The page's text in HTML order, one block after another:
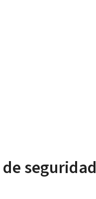
seguridad